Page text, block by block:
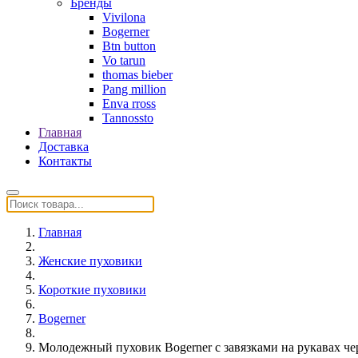
Бренды
Vivilona
Bogerner
Btn button
Vo tarun
thomas bieber
Pang million
Enva rross
Tannossto
Главная
Доставка
Контакты
Главная
Женские пуховики
Короткие пуховики
Bogerner
Молодежный пуховик Bogerner с завязками на рукавах